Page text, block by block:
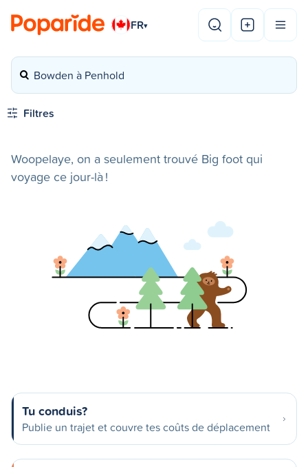
FR▾
Bowden à Penhold
Filtres
Woopelaye, on a seulement trouvé Big foot qui
voyage ce jour-là !
Tu conduis?
Publie un trajet et couvre tes coûts de déplacement